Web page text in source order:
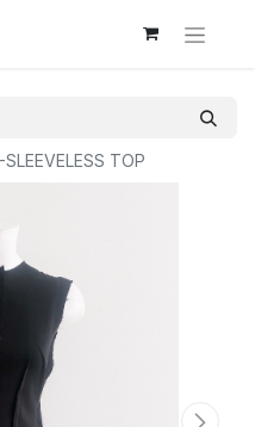
TOP